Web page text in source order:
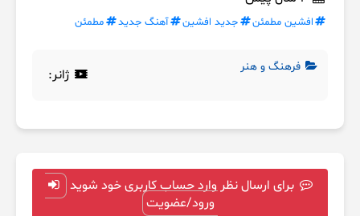
افشین مطمئن جدید افشین آهنگ جدید مطمئن
فرهنگ و هنر ژانر:
برای ارسال نظر وارد حساب کاربری خود شوید
ورود/عضویت